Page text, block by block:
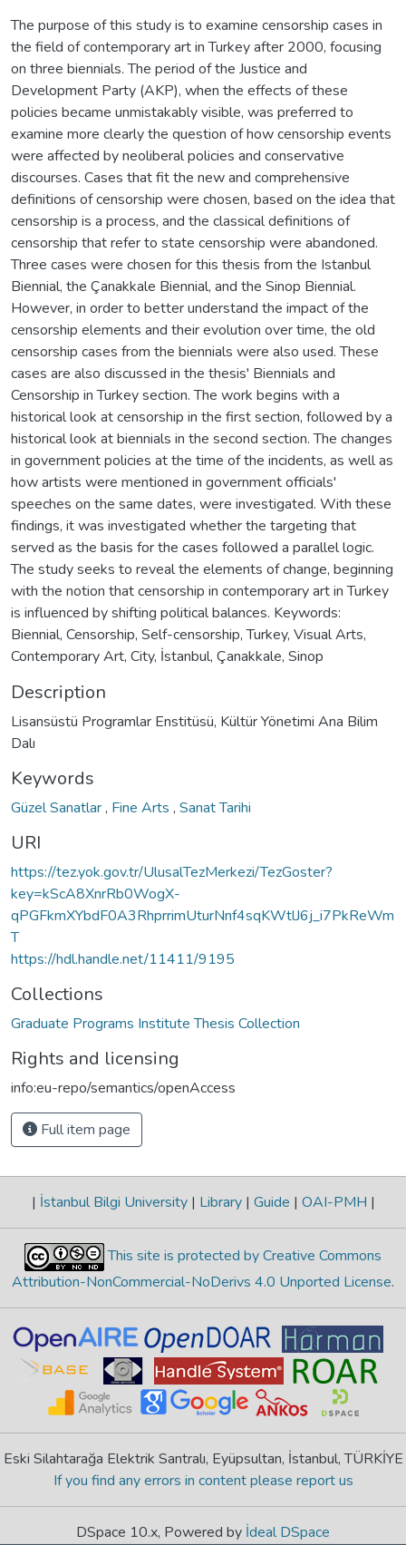
The purpose of this study is to examine censorship cases in
the field of contemporary art in Turkey after 2000, focusing
on three biennials. The period of the Justice and
Development Party (AKP), when the effects of these
policies became unmistakably visible, was preferred to
examine more clearly the question of how censorship events
were affected by neoliberal policies and conservative
discourses. Cases that fit the new and comprehensive
definitions of censorship were chosen, based on the idea that
censorship is a process, and the classical definitions of
censorship that refer to state censorship were abandoned.
Three cases were chosen for this thesis from the Istanbul
Biennial, the Çanakkale Biennial, and the Sinop Biennial.
However, in order to better understand the impact of the
censorship elements and their evolution over time, the old
censorship cases from the biennials were also used. These
cases are also discussed in the thesis' Biennials and
Censorship in Turkey section. The work begins with a
historical look at censorship in the first section, followed by a
historical look at biennials in the second section. The changes
in government policies at the time of the incidents, as well as
how artists were mentioned in government officials'
speeches on the same dates, were investigated. With these
findings, it was investigated whether the targeting that
served as the basis for the cases followed a parallel logic.
The study seeks to reveal the elements of change, beginning
with the notion that censorship in contemporary art in Turkey
is influenced by shifting political balances. Keywords:
Biennial, Censorship, Self-censorship, Turkey, Visual Arts,
Contemporary Art, City, İstanbul, Çanakkale, Sinop
Description
Lisansüstü Programlar Enstitüsü, Kültür Yönetimi Ana Bilim
Dalı
Keywords
Güzel Sanatlar, Fine Arts , Sanat Tarihi
URI
https://tez.yok.gov.tr/UlusalTezMerkezi/TezGoster?
key=kScA8XnrRb0WogX-
qPGFkmXYbdF0A3RhprrimUturNnf4sqKWtlJ6j_i7PkReWm
T
https://hdl.handle.net/11411/9195
Collections
Graduate Programs Institute Thesis Collection
Rights and licensing
info:eu-repo/semantics/openAccess
Full item page
| İstanbul Bilgi University | Library | Guide | OAI-PMH |
This site is protected by Creative Commons
Attribution-NonCommercial-NoDerivs 4.0 Unported License.
Eski Silahtarağa Elektrik Santralı, Eyüpsultan, İstanbul, TÜRKİYE
If you find any errors in content please report us
DSpace 10.x, Powered by İdeal DSpace